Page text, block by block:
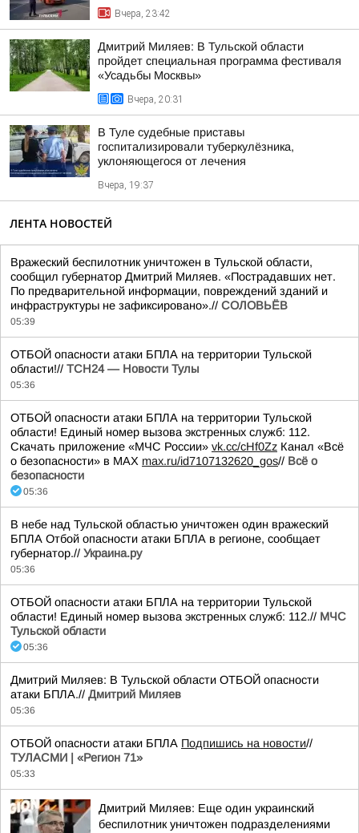
Вчера, 23:42
Дмитрий Миляев: В Тульской области
пройдет специальная программа фестиваля
«Усадьбы Москвы»
Вчера, 20:31
В Туле судебные приставы
госпитализировали туберкулёзника,
уклоняющегося от лечения
Вчера, 19:37
ЛЕНТА НОВОСТЕЙ
Вражеский беспилотник уничтожен в Тульской области,
сообщил губернатор Дмитрий Миляев. «Пострадавших нет.
По предварительной информации, повреждений зданий и
инфраструктуры не зафиксировано».// СОЛОВЬЁВ
05:39
ОТБОЙ опасности атаки БПЛА на территории Тульской
области!// ТСН24 — Новости Тулы
05:36
ОТБОЙ опасности атаки БПЛА на территории Тульской
области! Единый номер вызова экстренных служб: 112.
Скачать приложение «МЧС России» vk.cc/cHf0Zz Канал «Всё
о безопасности» в МАХ max.ru/id7107132620_gos// Всё о
безопасности
05:36
В небе над Тульской областью уничтожен один вражеский
БПЛА Отбой опасности атаки БПЛА в регионе, сообщает
губернатор.// Украина.ру
05:36
ОТБОЙ опасности атаки БПЛА на территории Тульской
области! Единый номер вызова экстренных служб: 112.// МЧС
Тульской области
05:36
Дмитрий Миляев: В Тульской области ОТБОЙ опасности
атаки БПЛА.// Дмитрий Миляев
05:36
ОТБОЙ опасности атаки БПЛА Подпишись на новости//
ТУЛАСМИ | «Регион 71»
05:33
Дмитрий Миляев: Еще один украинский
беспилотник уничтожен подразделениями